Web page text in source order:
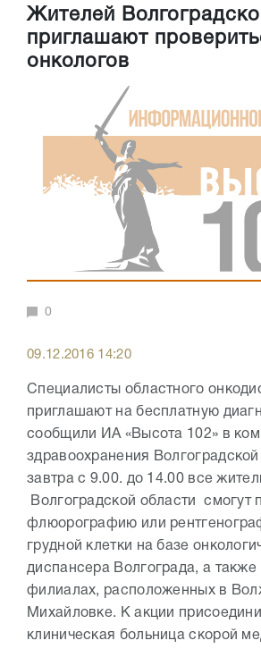
Жителей
приглашают
онкологов
0
09.12.2016 14:20
Специалисты областного
приглашают на бесплатную
сообщили ИА «Высота 102» в
здравоохранения Волгоградской
завтра с 9.00. до 14.00 все
Волгоградской области смогут
флюорографию или
грудной клетки на базе
диспансера Волгограда, а также
филиалах, расположенных в
Михайловке. К акции
клиническая больница скорой